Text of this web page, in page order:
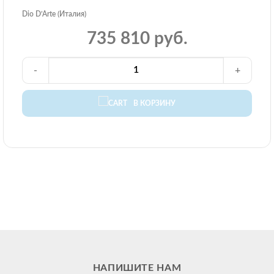
Dio D’Arte (Италия)
735 810 руб.
В КОРЗИНУ
- +
НАПИШИТЕ НАМ